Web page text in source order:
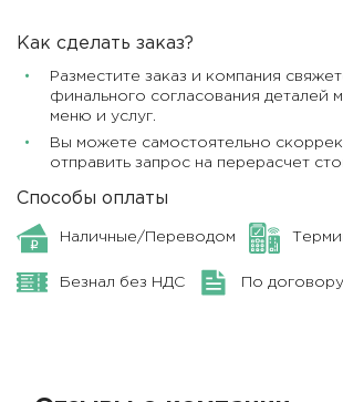
Как сделать заказ?
Разместите заказ и компания
финального согласования деталей
меню и услуг.
Вы можете самостоятельно
отправить запрос на перерасчет
Способы оплаты
Наличные/Переводом
Безнал без НДС По